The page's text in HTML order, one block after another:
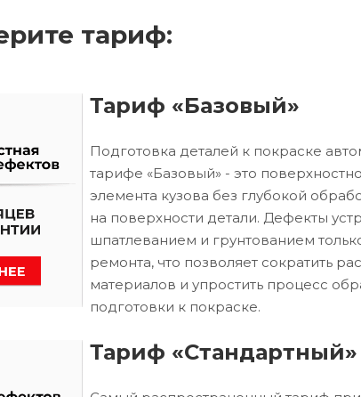
тариф:
Тариф «Базовый»
Подготовка деталей к покраске
тарифе «Базовый» - это
элемента кузова без глубокой
на поверхности детали. Дефекты
шпатлеванием и грунтованием
ремонта, что позволяет сократить
материалов и упростить процесс
подготовки к покраске.
Тариф «Стандартный»